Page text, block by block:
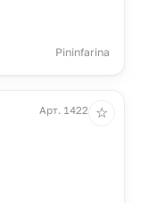
Pininfarina
Арт. 14221.30
☆